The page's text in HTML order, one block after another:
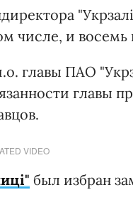
числе, и восемь
главы ПАО
главы
VIDEO
был избран